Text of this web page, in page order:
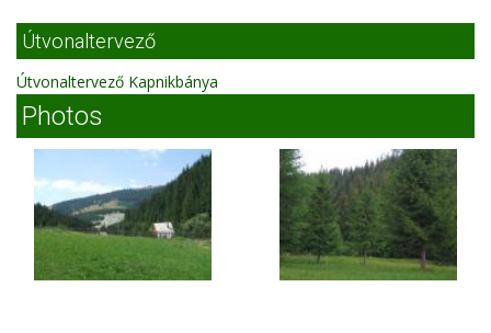
Útvonaltervező
Útvonaltervező Kapnikbánya
Photos